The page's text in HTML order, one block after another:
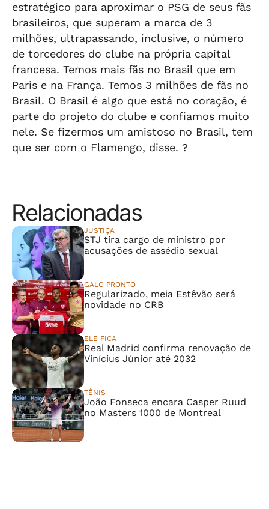
estratégico para aproximar o PSG de seus fãs
brasileiros, que superam a marca de 3
milhões, ultrapassando, inclusive, o número
de torcedores do clube na própria capital
francesa. Temos mais fãs no Brasil que em
Paris e na França. Temos 3 milhões de fãs no
Brasil. O Brasil é algo que está no coração, é
parte do projeto do clube e confiamos muito
nele. Se fizermos um amistoso no Brasil, tem
que ser com o Flamengo, disse. ?
Relacionadas
JUSTIÇA
STJ tira cargo de ministro por
acusações de assédio sexual
GALO PRONTO
Regularizado, meia Estêvão será
novidade no CRB
ELE FICA
Real Madrid confirma renovação de
Vinícius Júnior até 2032
TÊNIS
João Fonseca encara Casper Ruud
no Masters 1000 de Montreal